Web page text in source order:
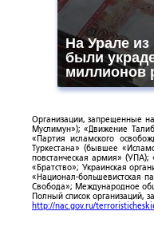
На Урале из
были
миллионов
Организации, запрещенные
Муслимун»); «Движение
«Партия исламского
Туркестана» (бывшее
повстанческая армия» (УПА);
«Братство»; Украинская
«Национал-большевистская
Свобода»; Международное
Полный список организаций,
http://nac.gov.ru/